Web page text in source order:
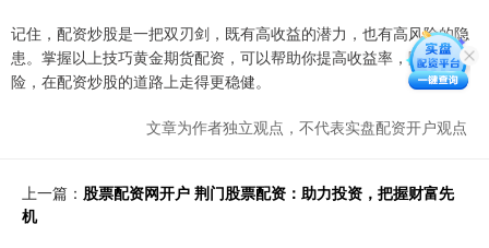
记住，配资炒股是一把双刃剑，既有高收益的潜力，也有高风险的隐
患。掌握以上技巧黄金期货配资，可以帮助你提高收益率，降低风
险，在配资炒股的道路上走得更稳健。
文章为作者独立观点，不代表实盘配资开户观点
上一篇： 股票配资网开户 荆门股票配资：助力投资，把握财富先
机